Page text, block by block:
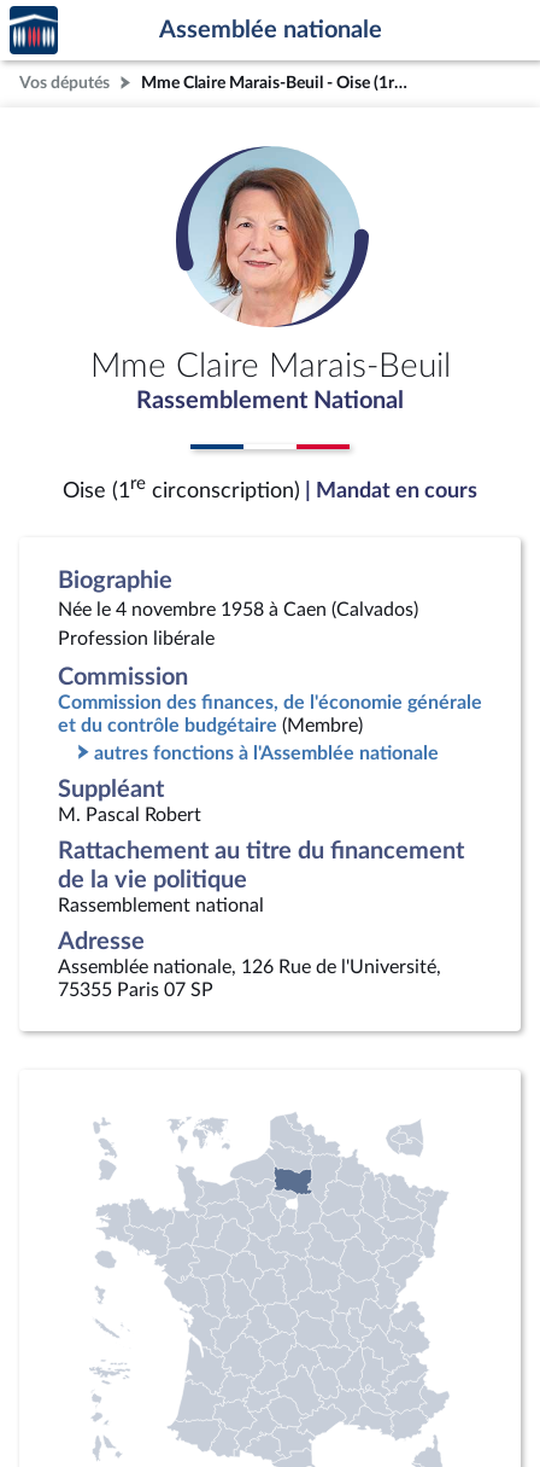
Aller au contenu
Aller en bas de la page
Accèder
à la
page
d'accueil
Assemblée nationale
Vos députés Mme Claire Marais-Beuil - Oise (1re circonscription)
Mme Claire Marais-Beuil
Rassemblement National
Oise (1re circonscription) | Mandat en cours
Biographie
Née le 4 novembre 1958 à Caen (Calvados)
Profession libérale
Commission
Commission des finances, de l'économie générale
et du contrôle budgétaire (Membre)
autres fonctions à l'Assemblée nationale
Suppléant
M. Pascal Robert
Rattachement au titre du financement
de la vie politique
Rassemblement national
Adresse
Assemblée nationale, 126 Rue de l'Université,
75355 Paris 07 SP